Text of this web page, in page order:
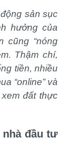
sản sục
hưởng của
cũng “nóng
Thậm chí,
tiền, nhiều
“online” và
đất thực
nhà đầu tư